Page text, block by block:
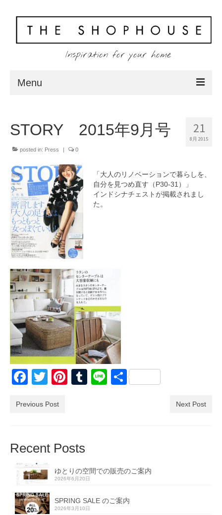
Inspiration for your home
Menu
About
Client
Shopping
Contact
Blog
21
8月 2015
STORY 2015年9月号
posted in: Press | 0
「大人のリノベーションで暮らしを、
自分を見つめ直す（P30-31）」
インドシナチェストが掲載されまし
た。
Facebook
TwitterPinterest
Tumblr
Line共
Previous Post Next Post
Recent Posts
ゆとりの空間での販売のご案内
2026年6月20日
SPRING SALE のご案内
2026年3月10日